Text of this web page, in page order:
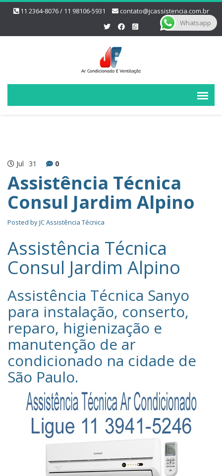
11 2364-8076 / 11 98106-5931 contato@jcassistencia.com.br
Jul 31 0
Assistência Técnica
Consul Jardim Alpino
Posted byJC Assistência Técnica
Assistência Técnica
Consul Jardim Alpino
Assistência Técnica Sanyo‎
para instalação, conserto,
reparo, higienização e
manutenção de ar
condicionado na cidade de
São Paulo.
Whatsapp